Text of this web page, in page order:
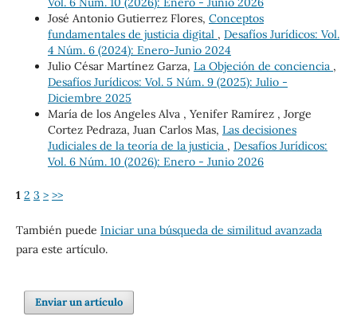
José Antonio Gutierrez Flores, Conceptos
fundamentales de justicia digital , Desafíos Jurídicos: Vol.
4 Núm. 6 (2024): Enero-Junio 2024
Julio César Martínez Garza, La Objeción de conciencia ,
Desafíos Jurídicos: Vol. 5 Núm. 9 (2025): Julio -
Diciembre 2025
María de los Angeles Alva , Yenifer Ramírez , Jorge
Cortez Pedraza, Juan Carlos Mas, Las decisiones
Judiciales de la teoría de la justicia , Desafíos Jurídicos:
Vol. 6 Núm. 10 (2026): Enero - Junio 2026
1 2 3 > >>
También puede Iniciar una búsqueda de similitud avanzada
para este artículo.
Enviar un artículo